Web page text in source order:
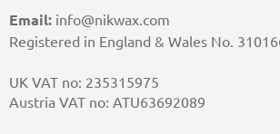
Email: info@nikwax.com
Registered in England & Wales No.
UK VAT no: 235315975
Austria VAT no: ATU63692089